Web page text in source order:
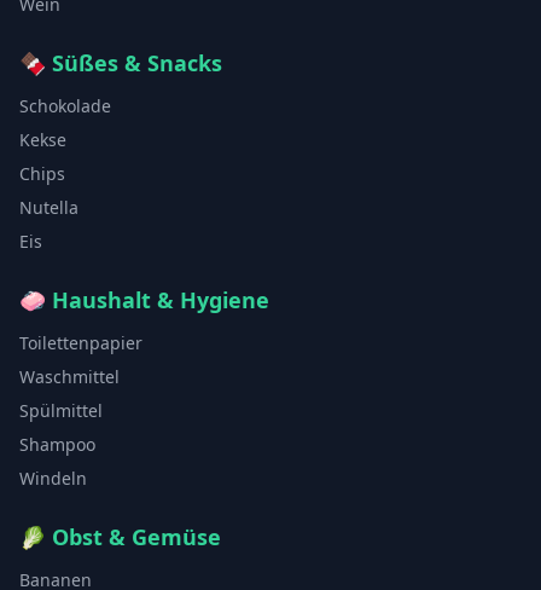
🍫 Süßes & Snacks
Schokolade
Kekse
Chips
Nutella
Eis
🧼 Haushalt & Hygiene
Toilettenpapier
Waschmittel
Spülmittel
Shampoo
Windeln
🥬 Obst & Gemüse
Bananen